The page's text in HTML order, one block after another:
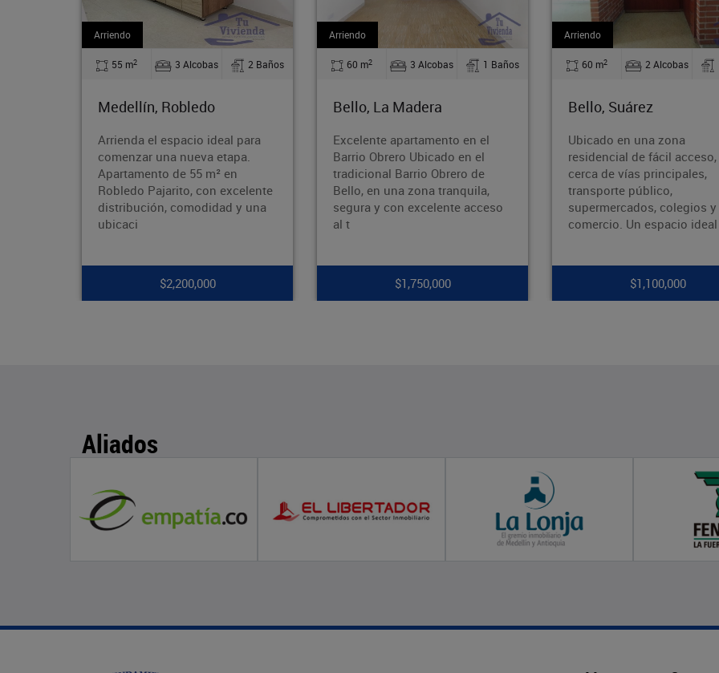
Arriendo
60 m 3 Alcobas 1 Baños
Bello, La Madera
Excelente apartamento en el
Barrio Obrero Ubicado en el
tradicional Barrio Obrero de
Bello, en una zona tranquila,
segura y con excelente acceso
al t
$1,750,000
Arriendo
60 m 2 Alcobas 1 Baños
Bello, Suárez
Ubicado en una zona
residencial de fácil acceso,
cerca de vías principales,
transporte público,
supermercados, colegios y
comercio. Un espacio ideal p
$1,100,000
Arriendo
110 m 2 Alcobas
Bello, Barrio Nuevo
¡Oportunidad en Barrio
Bello!¿Buscas un
amplio, bien ubicado y
potencial? ¡Esta es tu
oportunidad! Área: 110 m²
Ubicación: Ba
$1,700,000
Aliados